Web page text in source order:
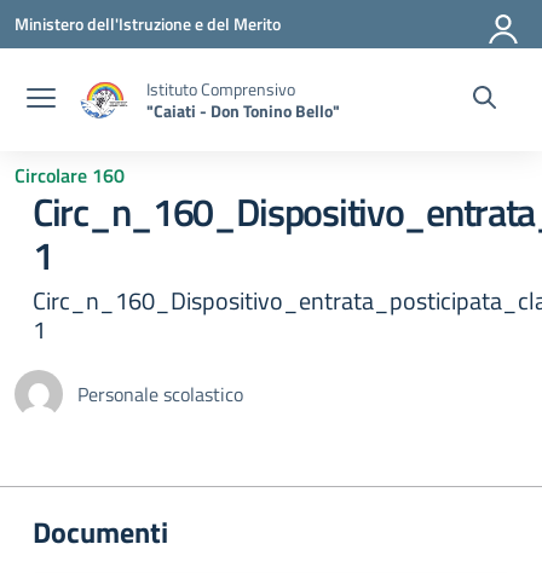
Vai ai contenuti
Vai al menu di navigazione
Vai al footer
Ministero dell'Istruzione e del Merito
Istituto Comprensivo
"Caiati - Don Tonino Bello"
Circolare 160
1
1
Personale scolastico
Documenti